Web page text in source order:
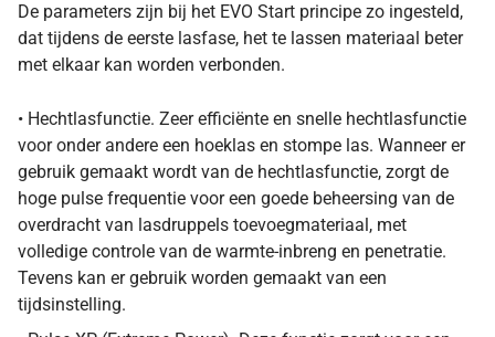
De parameters zijn bij het EVO Start principe zo ingesteld,
dat tijdens de eerste lasfase, het te lassen materiaal beter
met elkaar kan worden verbonden.
• Hechtlasfunctie. Zeer efficiënte en snelle hechtlasfunctie
voor onder andere een hoeklas en stompe las. Wanneer er
gebruik gemaakt wordt van de hechtlasfunctie, zorgt de
hoge pulse frequentie voor een goede beheersing van de
overdracht van lasdruppels toevoegmateriaal, met
volledige controle van de warmte-inbreng en penetratie.
Tevens kan er gebruik worden gemaakt van een
tijdsinstelling.